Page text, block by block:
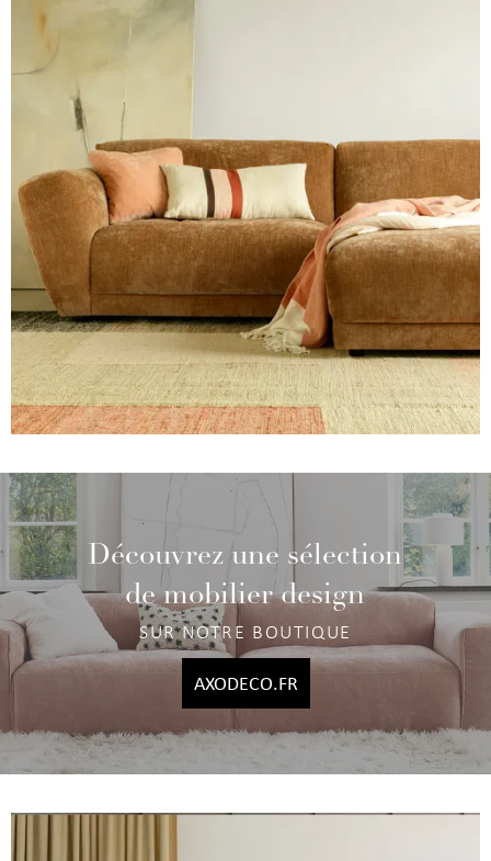
Découvrez une sélection
de mobilier design
SUR NOTRE BOUTIQUE
AXODECO.FR